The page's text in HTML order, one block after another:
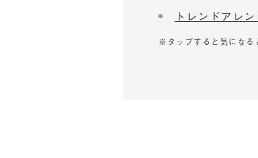
トレンドアレ
※タップすると気になる